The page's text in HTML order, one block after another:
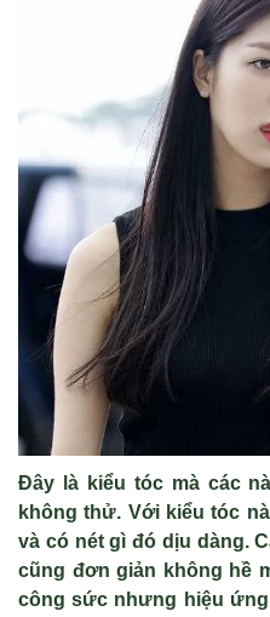
Đây là kiểu tóc mà các
không thử. Với kiểu tóc
và có nét gì đó dịu dàng.
cũng đơn giản không hề
công sức nhưng hiệu